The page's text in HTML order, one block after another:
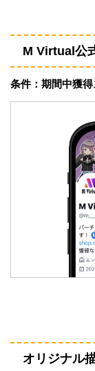
M Virtual公
条件：期間中獲
オリジナル